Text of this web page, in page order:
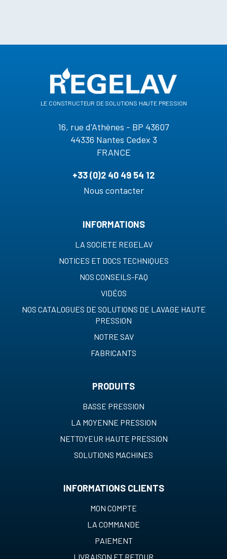
le constructeur de solutions haute pression
16, rue d'Athènes - BP 43607
44336 Nantes Cedex 3
FRANCE
+33 (0)2 40 49 54 12
Nous contacter
INFORMATIONS
LA SOCIETE REGELAV
NOTICES ET DOCS TECHNIQUES
NOS CONSEILS-FAQ
VIDÉOS
NOS CATALOGUES DE SOLUTIONS DE LAVAGE HAUTE
PRESSION
NOTRE SAV
FABRICANTS
PRODUITS
BASSE PRESSION
LA MOYENNE PRESSION
NETTOYEUR HAUTE PRESSION
SOLUTIONS MACHINES
INFORMATIONS CLIENTS
MON COMPTE
LA COMMANDE
PAIEMENT
LIVRAISON ET RETOUR